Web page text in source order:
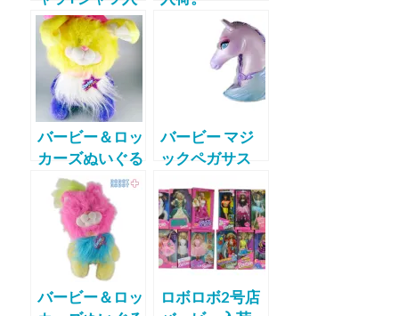
荷
バービー＆ロッ
カーズぬいぐる
みArco1986
バービー マジ
ックペガサス
ッド
バービー＆ロッ
ロボロボ2号店